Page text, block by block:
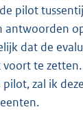
pilot
antwoorden
dat de
te zetten.
zal ik